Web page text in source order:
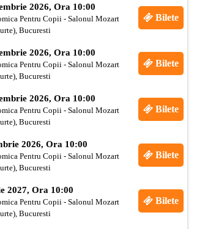
2026, Ora 10:00
Pentru Copii - Salonul Mozart
Bucuresti
Bilete
2026, Ora 10:00
Pentru Copii - Salonul Mozart
Bucuresti
Bilete
2026, Ora 10:00
Pentru Copii - Salonul Mozart
Bucuresti
Bilete
2026, Ora 10:00
Pentru Copii - Salonul Mozart
Bucuresti
Bilete
2027, Ora 10:00
Pentru Copii - Salonul Mozart
Bucuresti
Bilete